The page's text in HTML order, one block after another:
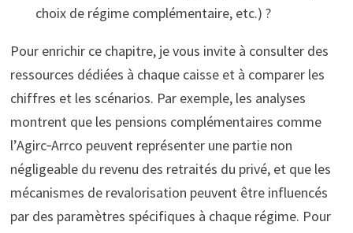
choix de régime complémentaire, etc.) ?
Pour enrichir ce chapitre, je vous invite à consulter des
ressources dédiées à chaque caisse et à comparer les
chiffres et les scénarios. Par exemple, les analyses
montrent que les pensions complémentaires comme
l’Agirc‑Arrco peuvent représenter une partie non
négligeable du revenu des retraités du privé, et que les
mécanismes de revalorisation peuvent être influencés
par des paramètres spécifiques à chaque régime. Pour